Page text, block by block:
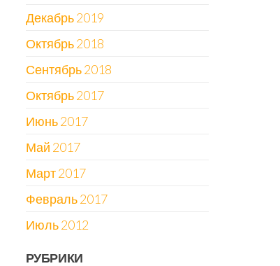
Декабрь 2019
Октябрь 2018
Сентябрь 2018
Октябрь 2017
Июнь 2017
Май 2017
Март 2017
Февраль 2017
Июль 2012
РУБРИКИ